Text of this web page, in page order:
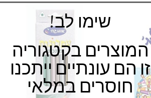
שימו לב!
המוצרים בקטגוריה
זו הם עונתיים ייתכנו
חוסרים במלאי